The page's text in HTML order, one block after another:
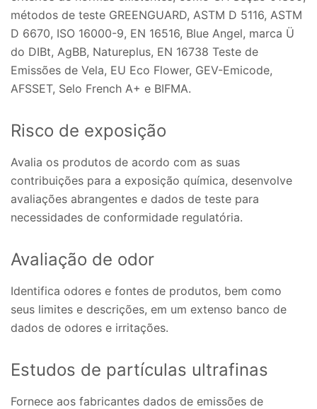
métodos de teste GREENGUARD, ASTM D 5116, ASTM
D 6670, ISO 16000-9, EN 16516, Blue Angel, marca Ü
do DIBt, AgBB, Natureplus, EN 16738 Teste de
Emissões de Vela, EU Eco Flower, GEV-Emicode,
AFSSET, Selo French A+ e BIFMA.
Risco de exposição
Avalia os produtos de acordo com as suas
contribuições para a exposição química, desenvolve
avaliações abrangentes e dados de teste para
necessidades de conformidade regulatória.
Avaliação de odor
Identifica odores e fontes de produtos, bem como
seus limites e descrições, em um extenso banco de
dados de odores e irritações.
Estudos de partículas ultrafinas
Fornece aos fabricantes dados de emissões de